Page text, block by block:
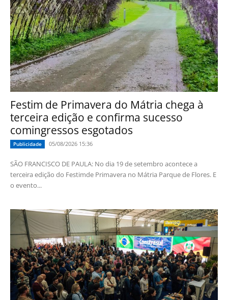
Festim de Primavera do Mátria chega à
terceira edição e confirma sucesso
comingressos esgotados
Publicidade 05/08/2026 15:36
SÃO FRANCISCO DE PAULA: No dia 19 de setembro acontece a
terceira edição do Festimde Primavera no Mátria Parque de Flores. E
o evento...